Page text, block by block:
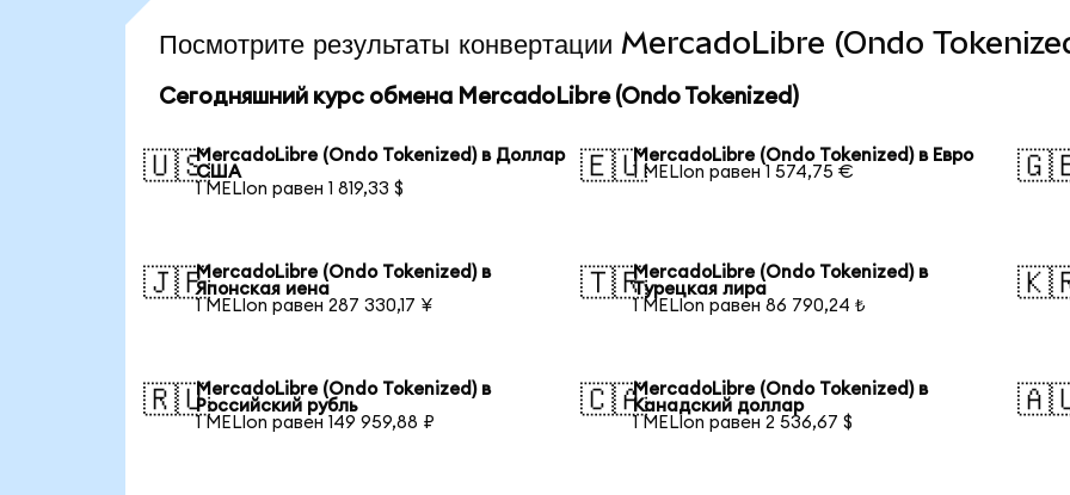
Посмотрите результаты конвертации MercadoLibre (Ondo
Сегодняшний курс обмена MercadoLibre (Ondo Tokenized)
🇺🇸MercadoLibre (Ondo Tokenized) в Доллар
США
1 MELIon равен 1 819,33 $
🇪🇺MercadoLibre (Ondo Tokenized) в Евро
1 MELIon равен 1 574,75 €
🇯🇵MercadoLibre (Ondo Tokenized) в
Японская иена
1 MELIon равен 287 330,17 ¥
🇹🇷MercadoLibre (Ondo Tokenized) в
Турецкая лира
1 MELIon равен 86 790,24 ₺
🇷🇺MercadoLibre (Ondo Tokenized) в
Российский рубль
1 MELIon равен 149 959,88 ₽
🇨🇦MercadoLibre (Ondo Tokenized) в
Канадский доллар
1 MELIon равен 2 536,67 $